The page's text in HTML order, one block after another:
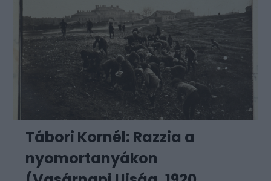
Tábori Kornél: Razzia a
nyomortanyákon